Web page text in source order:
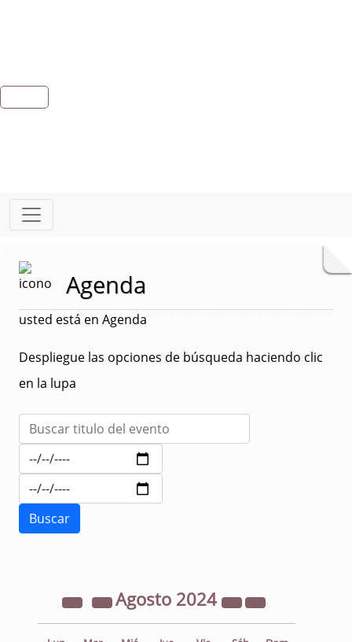
Agenda
usted está en Agenda
Despliegue las opciones de búsqueda haciendo clic
en la lupa
Agosto 2024